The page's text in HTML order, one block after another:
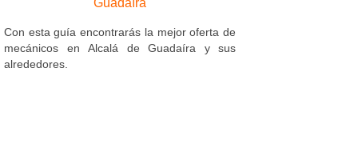
Con esta guía encontrarás la mejor oferta de
mecánicos en Alcalá de Guadaíra y sus
alrededores.